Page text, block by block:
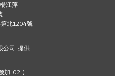
江萍
北1204號
公司 提供
加 02 )